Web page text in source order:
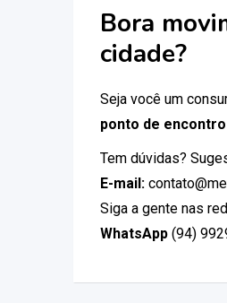
Bora
cidade?
Seja você um
ponto de
Tem dúvidas?
E-mail:
Siga a gente nas
WhatsApp (94)